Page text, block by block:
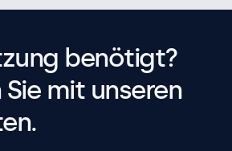
benötigt?
mit unseren